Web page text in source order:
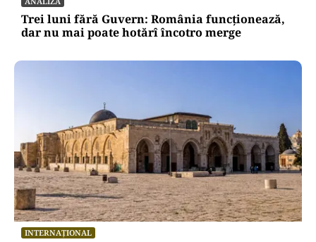
Trei luni fără Guvern: România funcționează,
dar nu mai poate hotărî încotro merge
INTERNAȚIONAL